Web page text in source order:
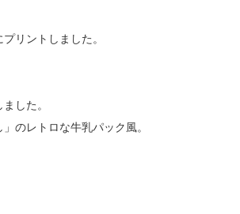
リントしました。
した。
のレトロな牛乳パック風。